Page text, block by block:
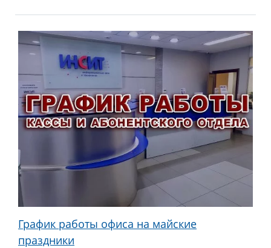
График работы офиса на майские
праздники